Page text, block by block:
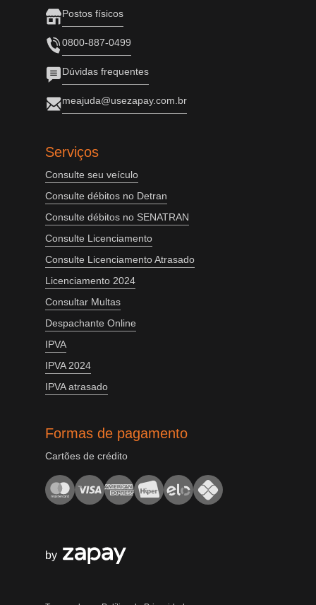
Postos físicos
0800-887-0499
Dúvidas frequentes
meajuda@usezapay.com.br
Serviços
Consulte seu veículo
Consulte débitos no Detran
Consulte débitos no SENATRAN
Consulte Licenciamento
Consulte Licenciamento Atrasado
Licenciamento 2024
Consultar Multas
Despachante Online
IPVA
IPVA 2024
IPVA atrasado
Formas de pagamento
Cartões de crédito
by